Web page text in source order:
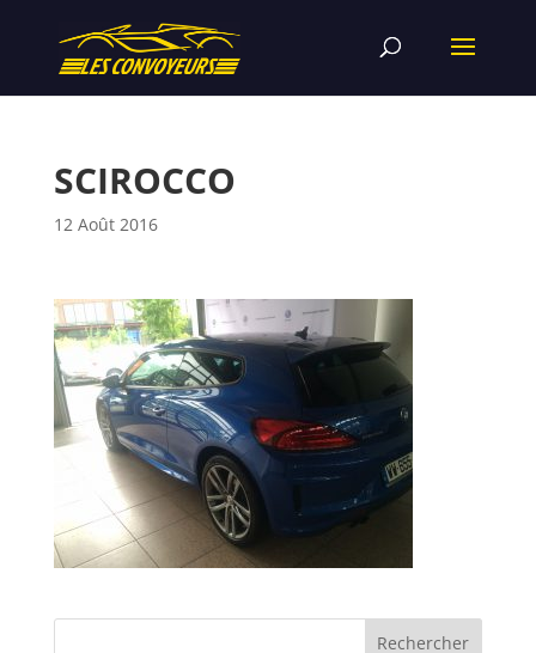
SCIROCCO
12 Août 2016